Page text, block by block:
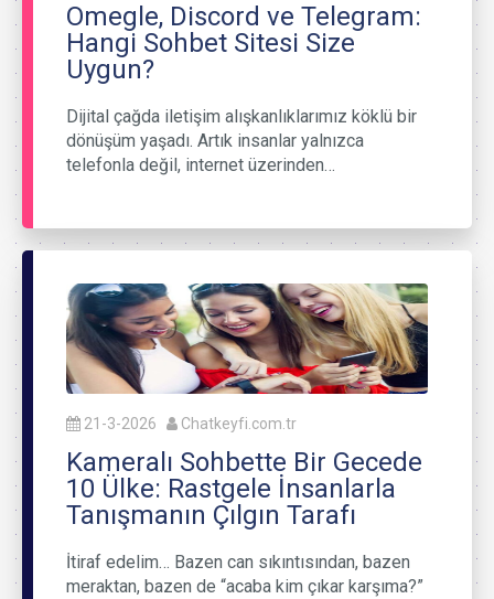
Omegle, Discord ve Telegram:
Hangi Sohbet Sitesi Size
Uygun?
Dijital çağda iletişim alışkanlıklarımız köklü bir
dönüşüm yaşadı. Artık insanlar yalnızca
telefonla değil, internet üzerinden…
21-3-2026 Chatkeyfi.com.tr
Kameralı Sohbette Bir Gecede
10 Ülke: Rastgele İnsanlarla
Tanışmanın Çılgın Tarafı
İtiraf edelim… Bazen can sıkıntısından, bazen
meraktan, bazen de “acaba kim çıkar karşıma?”